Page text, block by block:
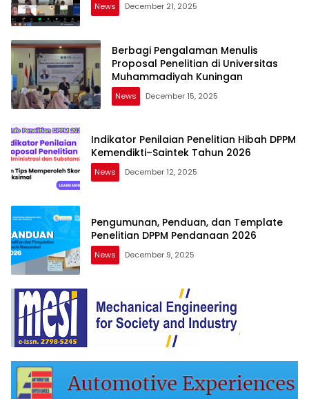
News December 21, 2025
Berbagi Pengalaman Menulis
Proposal Penelitian di Universitas
Muhammadiyah Kuningan
News December 15, 2025
Indikator Penilaian Penelitian Hibah DPPM
Kemendikti–Saintek Tahun 2026
News December 12, 2025
Pengumunan, Penduan, dan Template
Penelitian DPPM Pendanaan 2026
News December 9, 2025